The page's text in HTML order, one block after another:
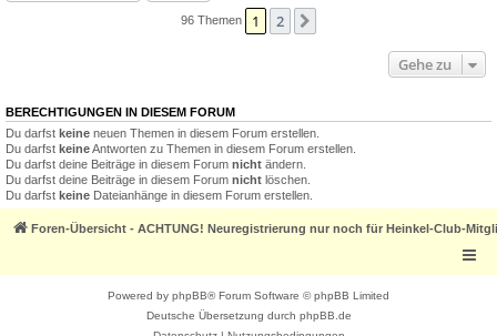
96 Themen 1 2
Gehe zu
BERECHTIGUNGEN IN DIESEM FORUM
Du darfst keine neuen Themen in diesem Forum erstellen.
Du darfst keineAntworten zu Themen in diesem Forum erstellen.
Du darfst deine Beiträge in diesem Forum nicht ändern.
Du darfst deine Beiträge in diesem Forum nicht löschen.
Du darfst keine Dateianhänge in diesem Forum erstellen.
Foren-Übersicht - ACHTUNG! Neuregistrierung nur noch für Heinkel-Club-
Powered by phpBB® Forum Software © phpBB Limited
Deutsche Übersetzung durch phpBB.de